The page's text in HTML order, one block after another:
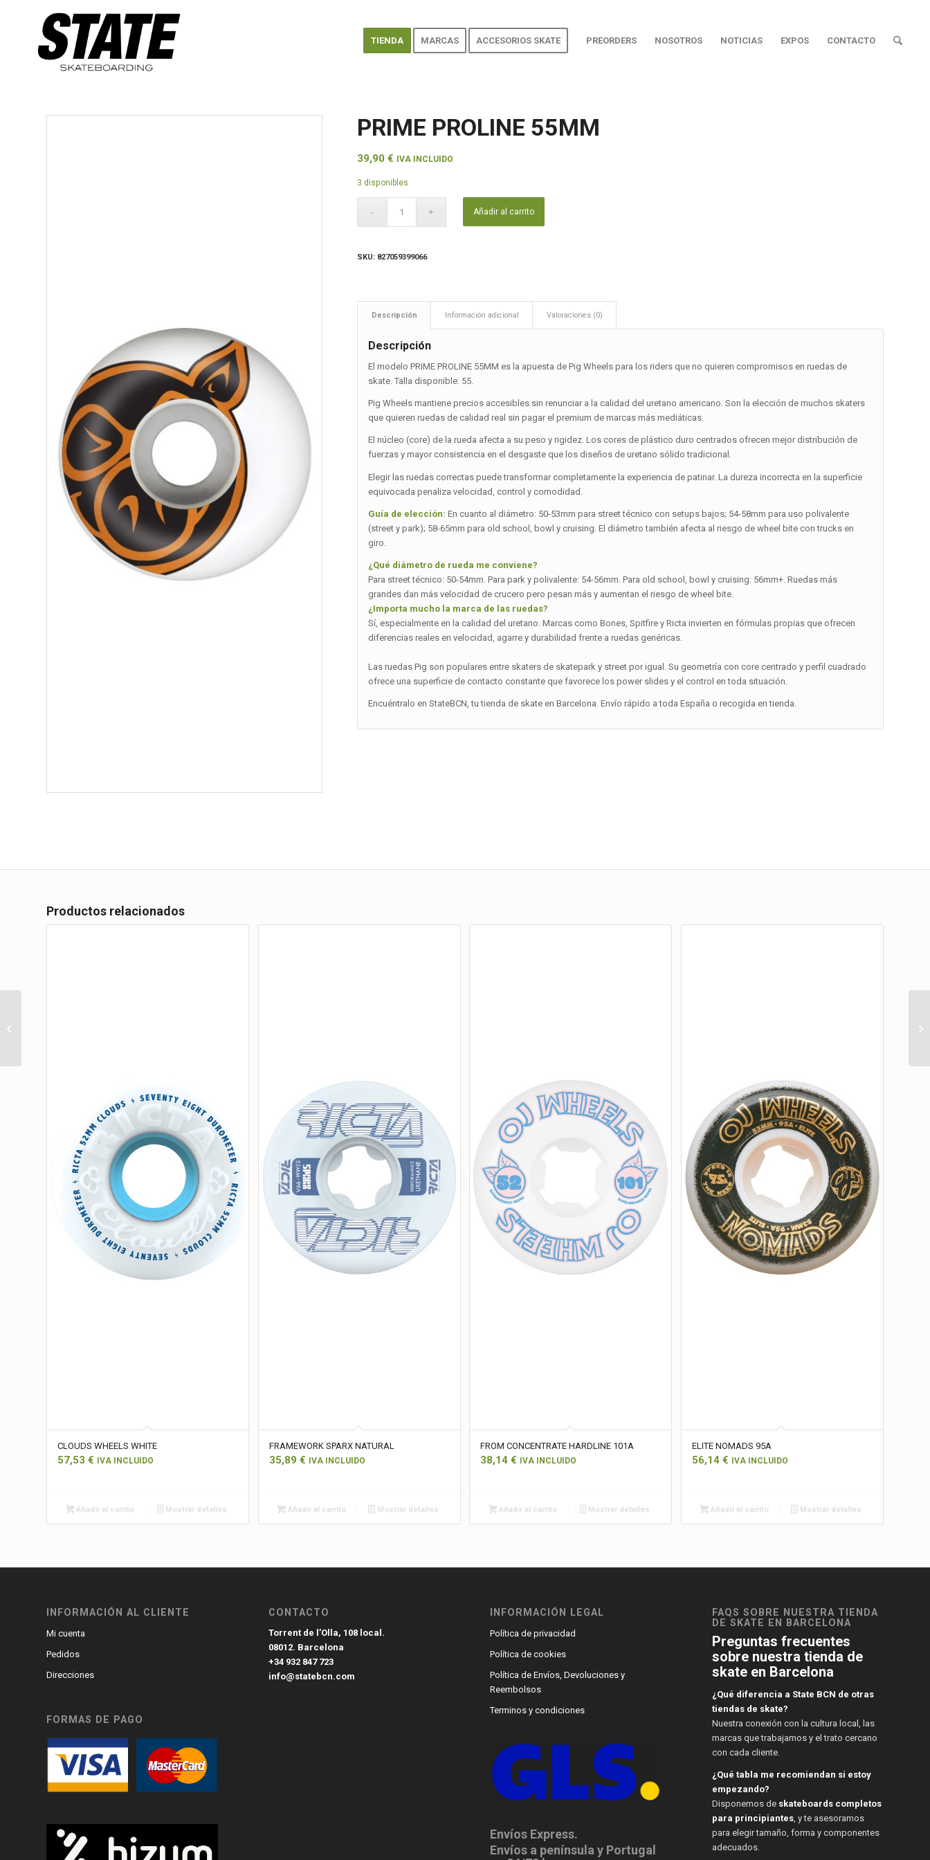
TIENDA MARCAS ACCESORIOS SKATE PREORDERS NOSOTROS NOTICIAS EXPOS CONTACTO
PRIME PROLINE 55MM
39,90€ IVA INCLUIDO
3 disponibles
Añadir al carrito
SKU: 827059399066
Descripción Información adicional Valoraciones (0)
Descripción
El modelo PRIME PROLINE 55MM es la apuesta de Pig Wheels para los riders que no quieren compromisos en ruedas de
skate. Talla disponible: 55.
Pig Wheels mantiene precios accesibles sin renunciar a la calidad del uretano americano. Son la elección de muchos skaters
que quieren ruedas de calidad real sin pagar el premium de marcas más mediáticas.
El núcleo (core) de la rueda afecta a su peso y rigidez. Los cores de plástico duro centrados ofrecen mejor distribución de
fuerzas y mayor consistencia en el desgaste que los diseños de uretano sólido tradicional.
Elegir las ruedas correctas puede transformar completamente la experiencia de patinar. La dureza incorrecta en la superficie
equivocada penaliza velocidad, control y comodidad.
Guía de elección: En cuanto al diámetro: 50-53mm para street técnico con setups bajos; 54-58mm para uso polivalente
(street y park); 58-65mm para old school, bowl y cruising. El diámetro también afecta al riesgo de wheel bite con trucks en
giro.
¿Qué diámetro de rueda me conviene?
Para street técnico: 50-54mm. Para park y polivalente: 54-56mm. Para old school, bowl y cruising: 56mm+. Ruedas más
grandes dan más velocidad de crucero pero pesan más y aumentan el riesgo de wheel bite.
¿Importa mucho la marca de las ruedas?
Sí, especialmente en la calidad del uretano. Marcas como Bones, Spitfire y Ricta invierten en fórmulas propias que ofrecen
diferencias reales en velocidad, agarre y durabilidad frente a ruedas genéricas.
Las ruedas Pig son populares entre skaters de skatepark y street por igual. Su geometría con core centrado y perfil cuadrado
ofrece una superficie de contacto constante que favorece los power slides y el control en toda situación.
Encuéntralo en StateBCN, tu tienda de skate en Barcelona. Envío rápido a toda España o recogida en tienda.
Productos relacionados
CLOUDS WHEELS WHITE
57,53 € IVA INCLUIDO
Añadir al carrito Mostrar detalles
FRAMEWORK SPARX NATURAL
35,89 € IVA INCLUIDO
Añadir al carrito Mostrar detalles
FROM CONCENTRATE HARDLINE 101A
38,14€ IVA INCLUIDO
Añadir al carrito Mostrar detalles
ELITE NOMADS 95A
56,14 € IVA INCLUIDO
Añadir al carrito Mostrar detalles
INFORMACIÓN AL CLIENTE
Mi cuenta
Pedidos
Direcciones
FORMAS DE PAGO
CONTACTO
Torrent de l’Olla, 108 local.
08012. Barcelona
+34 932 847 723
info@statebcn.com
INFORMACIÓN LEGAL
Política de privacidad
Política de cookies
Política de Envíos, Devoluciones y
Reembolsos
Terminos y condiciones
Envíos Express.
Envíos a península y Portugal
FAQS SOBRE NUESTRA TIENDA
DE SKATE EN BARCELONA
Preguntas frecuentes
sobre nuestra tienda de
skate en Barcelona
¿Qué diferencia a State BCN de otras
tiendas de skate?
Nuestra conexión con la cultura local, las
marcas que trabajamos y el trato cercano
con cada cliente.
¿Qué tabla me recomiendan si estoy
empezando?
Disponemos de skateboards completos
para principiantes, y te asesoramos
para elegir tamaño, forma y componentes
adecuados.